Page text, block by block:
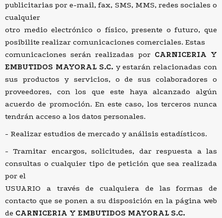
publicitarias por e-mail, fax, SMS, MMS, redes sociales o
cualquier
otro medio electrónico o físico, presente o futuro, que
posibilite realizar comunicaciones comerciales. Estas
comunicaciones serán realizadas por CARNICERIA Y
EMBUTIDOS MAYORAL S.C. y estarán relacionadas con
sus productos y servicios, o de sus colaboradores o
proveedores, con los que este haya alcanzado algún
acuerdo de promoción. En este caso, los terceros nunca
tendrán acceso a los datos personales.
Realizar estudios de mercado y análisis estadísticos.
Tramitar encargos, solicitudes, dar respuesta a las
consultas o cualquier tipo de petición que sea realizada
por el
USUARIO a través de cualquiera de las formas de
contacto que se ponen a su disposición en la página web
de CARNICERIA Y EMBUTIDOS MAYORAL S.C.